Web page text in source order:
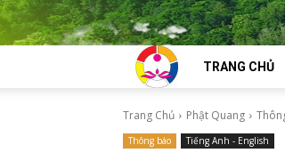
TRANG CHỦ
Trang Chủ Phật Quang
Thông báo Tiếng Anh - English